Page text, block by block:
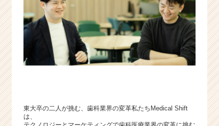
成
長
企
業
か
東大卒の二人が挑む、歯科業界の変革私たちMedical Shift
は、